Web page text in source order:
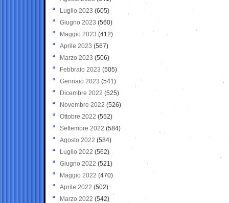
Luglio 2023 (605)
Giugno 2023 (560)
Maggio 2023 (412)
Aprile 2023 (567)
Marzo 2023 (506)
Febbraio 2023 (505)
Gennaio 2023 (541)
Dicembre 2022 (525)
Novembre 2022 (526)
Ottobre 2022 (552)
Settembre 2022 (584)
Agosto 2022 (584)
Luglio 2022 (562)
Giugno 2022 (521)
Maggio 2022 (470)
Aprile 2022 (502)
Marzo 2022 (542)